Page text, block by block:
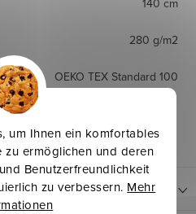
um Ihnen ein komfortables
zu ermöglichen und deren
Benutzerfreundlichkeit
zu verbessern. Mehr
140 cm
280 g/m2
OEKO TEX Standard 100